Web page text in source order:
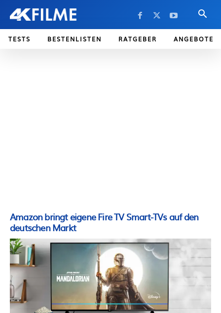
TESTS BESTENLISTEN RATGEBER ANGEBOTE
Amazon bringt eigene Fire TV Smart-TVs auf den
deutschen Markt